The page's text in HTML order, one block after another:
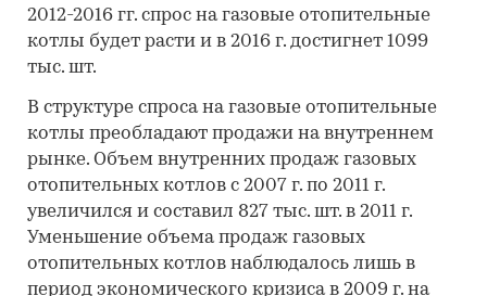
2012-2016 гг. спрос на газовые отопительные
котлы будет расти и в 2016 г. достигнет 1099
тыс. шт.
В структуре спроса на газовые отопительные
котлы преобладают продажи на внутреннем
рынке. Объем внутренних продаж газовых
отопительных котлов с 2007 г. по 2011 г.
увеличился и составил 827 тыс. шт. в 2011 г.
Уменьшение объема продаж газовых
отопительных котлов наблюдалось лишь в
период экономического кризиса в 2009 г. на